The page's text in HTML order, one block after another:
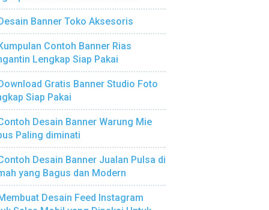
Banner Toko Aksesoris
Contoh Banner Rias
Lengkap Siap Pakai
Gratis Banner Studio Foto
Siap Pakai
Desain Banner Warung Mie
Paling diminati
Desain Banner Jualan Pulsa di
yang Bagus dan Modern
Desain Feed Instagram